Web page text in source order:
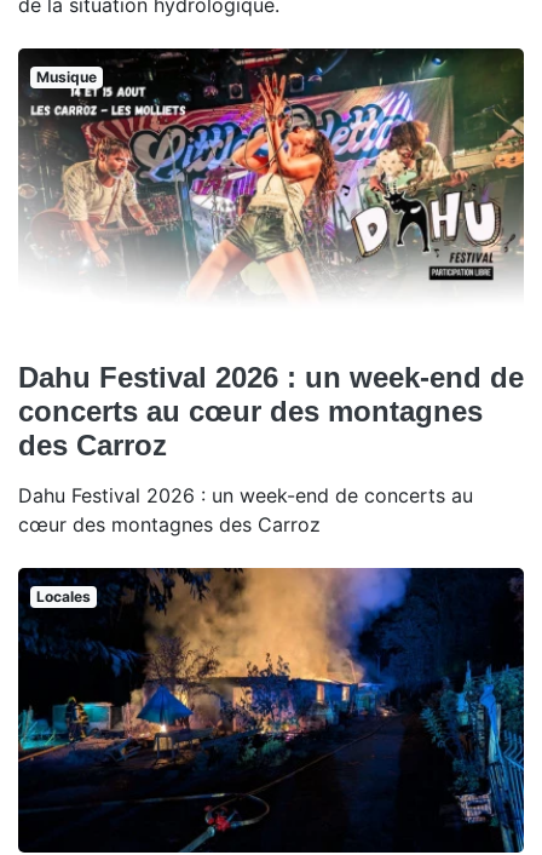
de la situation hydrologique.
Musique
Dahu Festival 2026 : un week-end de
concerts au cœur des montagnes
des Carroz
Dahu Festival 2026 : un week-end de concerts au
cœur des montagnes des Carroz
Locales